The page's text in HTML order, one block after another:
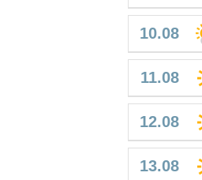
10.08
11.08
12.08
13.08